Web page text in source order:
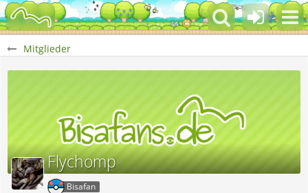
Mitglieder
Flychomp
Bisafan